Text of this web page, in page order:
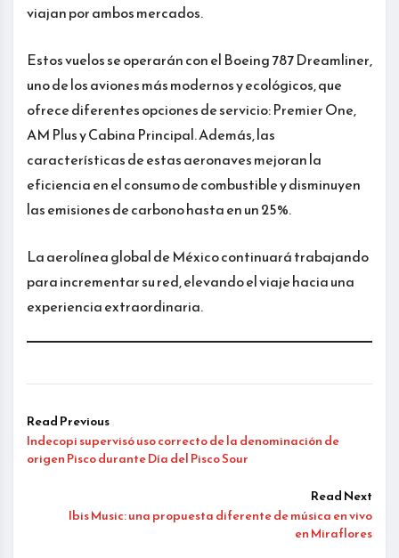
viajan por ambos mercados.
Estos vuelos se operarán con el Boeing 787 Dreamliner,
uno de los aviones más modernos y ecológicos, que
ofrece diferentes opciones de servicio: Premier One,
AM Plus y Cabina Principal. Además, las
características de estas aeronaves mejoran la
eficiencia en el consumo de combustible y disminuyen
las emisiones de carbono hasta en un 25%.
La aerolínea global de México continuará trabajando
para incrementar su red, elevando el viaje hacia una
experiencia extraordinaria.
Read Previous
Indecopi supervisó uso correcto de la denominación de
origen Pisco durante Día del Pisco Sour
Read Next
Ibis Music: una propuesta diferente de música en vivo
en Miraflores